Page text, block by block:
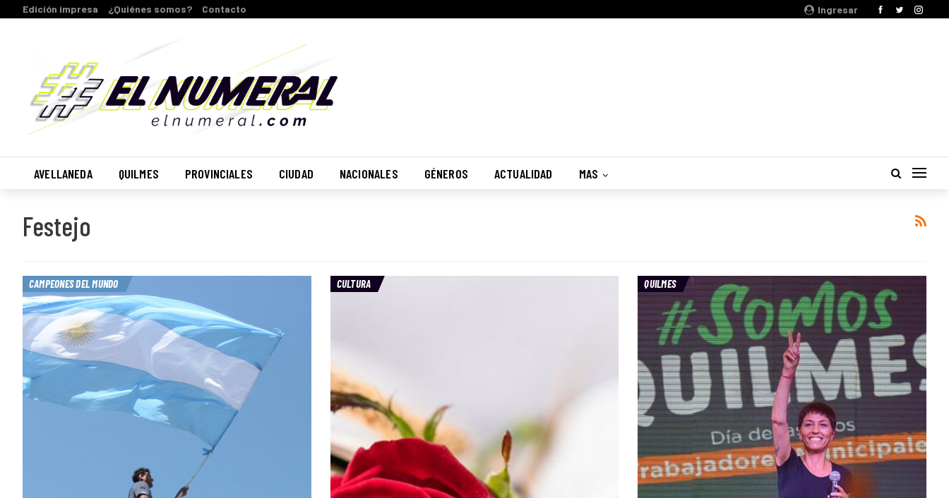
Ingresar
Edición impresa ¿Quiénes somos? Contacto
AVELLANEDA QUILMES PROVINCIALES CIUDAD NACIONALES GÉNEROS ACTUALIDAD MAS
Festejo
CAMPEONES DEL MUNDO CULTURA QUILMES